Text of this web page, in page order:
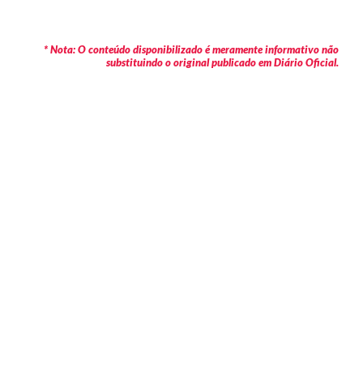
* Nota: O conteúdo disponibilizado é meramente informativo não
substituindo o original publicado em Diário Oficial.